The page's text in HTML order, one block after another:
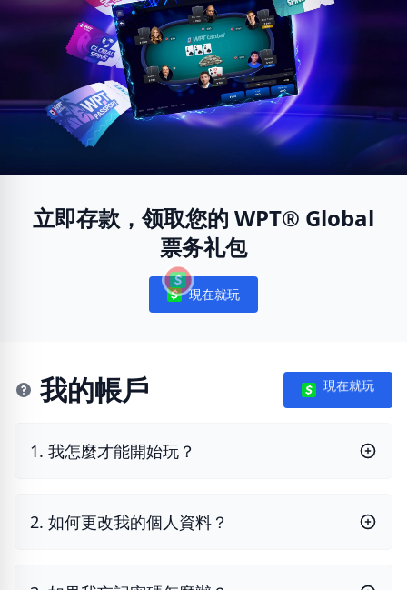
立即存款，领取您的 WPT® Global
票务礼包
Notifications
現在就玩
我的帳戶 現在就玩
1. 我怎麼才能開始玩？
2. 如何更改我的個人資料？